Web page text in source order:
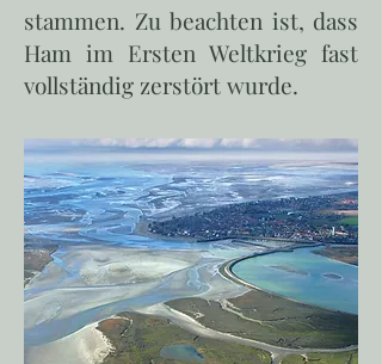
stammen. Zu beachten ist, dass
Ham im Ersten Weltkrieg fast
vollständig zerstört wurde.